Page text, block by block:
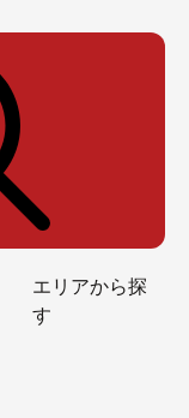
エリアから探
す